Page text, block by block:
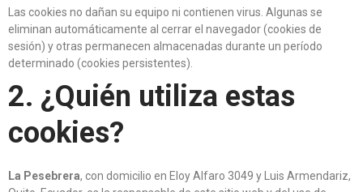
Las cookies no dañan su equipo ni contienen virus. Algunas se
eliminan automáticamente al cerrar el navegador (cookies de
sesión) y otras permanecen almacenadas durante un período
determinado (cookies persistentes).
2. ¿Quién utiliza estas
cookies?
La Pesebrera, con domicilio en Eloy Alfaro 3049 y Luis Armendariz,